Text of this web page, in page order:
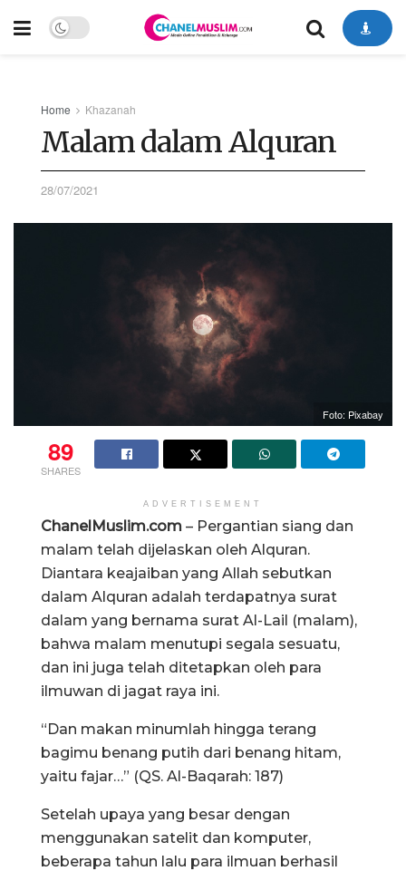
Home Khazanah
Malam dalam Alquran
28/07/2021
Foto: Pixabay
89
SHARES
ADVERTISEMENT
ChanelMuslim.com – Pergantian siang dan
malam telah dijelaskan oleh Alquran.
Diantara keajaiban yang Allah sebutkan
dalam Alquran adalah terdapatnya surat
dalam yang bernama surat Al-Lail (malam),
bahwa malam menutupi segala sesuatu,
dan ini juga telah ditetapkan oleh para
ilmuwan di jagat raya ini.
“Dan makan minumlah hingga terang
bagimu benang putih dari benang hitam,
yaitu fajar…” (QS. Al-Baqarah: 187)
Setelah upaya yang besar dengan
menggunakan satelit dan komputer,
beberapa tahun lalu para ilmuan berhasil